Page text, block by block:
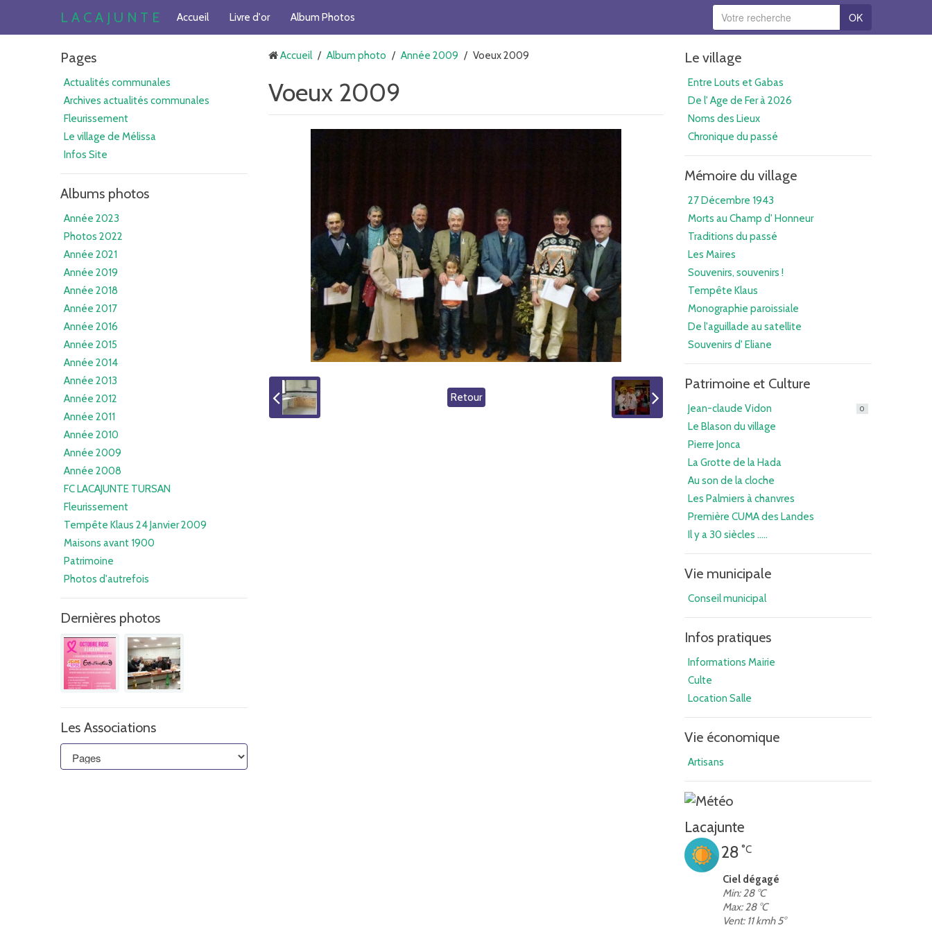
L A C A J U N T E Accueil Livre d'or Album Photos OK
Pages
Actualités communales
Archives actualités communales
Fleurissement
Le village de Mélissa
Infos Site
Albums photos
Année 2023
Photos 2022
Année 2021
Année 2019
Année 2018
Année 2017
Année 2016
Année 2015
Année 2014
Année 2013
Année 2012
Année 2011
Année 2010
Année 2009
Année 2008
FC LACAJUNTE TURSAN
Fleurissement
Tempête Klaus 24 Janvier 2009
Maisons avant 1900
Patrimoine
Photos d'autrefois
Dernières photos
Les Associations
Accueil / Album photo / Année 2009 / Voeux 2009
Voeux 2009
Retour
Le village
Entre Louts et Gabas
De l' Age de Fer à 2026
Noms des Lieux
Chronique du passé
Mémoire du village
27 Décembre 1943
Morts au Champ d' Honneur
Traditions du passé
Les Maires
Souvenirs, souvenirs !
Tempête Klaus
Monographie paroissiale
De l'aguillade au satellite
Souvenirs d' Eliane
Patrimoine et Culture
Jean-claude Vidon 0
Le Blason du village
Pierre Jonca
La Grotte de la Hada
Au son de la cloche
Les Palmiers à chanvres
Première CUMA des Landes
Il y a 30 siècles .....
Vie municipale
Conseil municipal
Infos pratiques
Informations Mairie
Culte
Location Salle
Vie économique
Artisans
Lacajunte
28 °C
Ciel dégagé
Min: 28 °C
Max: 28 °C
Vent: 11 kmh 5°